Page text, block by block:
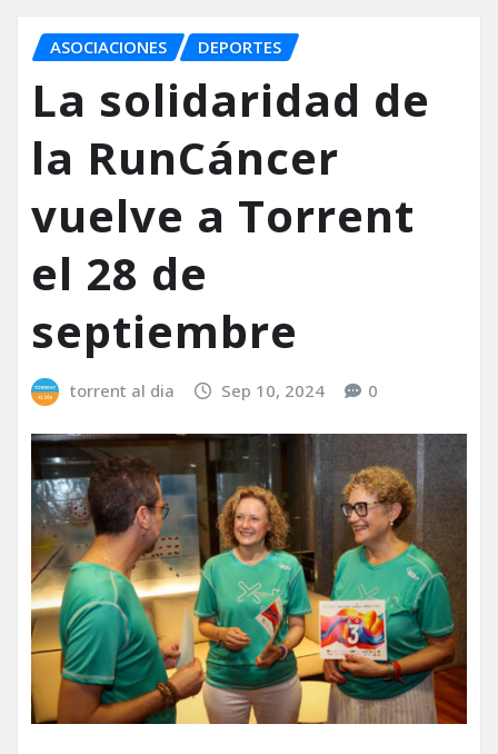
ASOCIACIONES DEPORTES
La solidaridad de
la RunCáncer
vuelve a Torrent
el 28 de
septiembre
torrent al dia Sep 10, 2024 0